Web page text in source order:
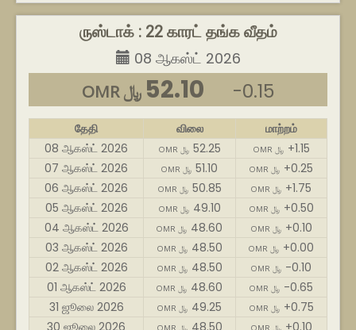
ருஸ்டாக் : 22 காரட் தங்க வீதம்
08 ஆகஸ்ட் 2026
OMR ﷼ 52.10 -0.15
தேதி விலை
மாற்றம்
08 ஆகஸ்ட் 2026
OMR ﷼ 52.25 OMR ﷼ +1.15
07 ஆகஸ்ட் 2026
OMR ﷼ 51.10 OMR ﷼ +0.25
06 ஆகஸ்ட் 2026
OMR ﷼ 50.85 OMR ﷼ +1.75
05 ஆகஸ்ட் 2026
OMR ﷼ 49.10 OMR ﷼ +0.50
04 ஆகஸ்ட் 2026
OMR ﷼ 48.60 OMR ﷼ +0.10
03 ஆகஸ்ட் 2026
OMR ﷼ 48.50 OMR ﷼ +0.00
02 ஆகஸ்ட் 2026
OMR ﷼ 48.50 OMR ﷼ -0.10
01 ஆகஸ்ட் 2026
OMR ﷼ 48.60 OMR ﷼ -0.65
31 ஜூலை 2026
OMR ﷼ 49.25 OMR ﷼ +0.75